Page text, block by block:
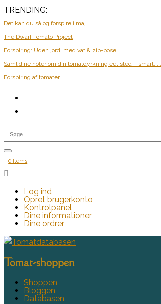
TRENDING:
Det kan du så og forspire i maj
The Dwarf Tomato Project
Forspiring: Uden jord, med vat & zip-pose
Saml dine noter om din tomatdyrkning eet sted – smart, ...
Forspiring af tomater
0 Items

Log ind
Opret brugerkonto
Kontrolpanel
Dine informationer
Dine ordrer
Tomat-shoppen
Shoppen
Bloggen
Databasen